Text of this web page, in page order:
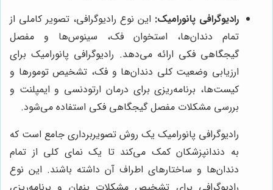
رادیوگرافی پانورامیک: این نوع رادیوگرافی، تصویر کاملی از
تمام دندان‌ها، استخوان فک، سینوس‌ها و مفصل
گیجگاهی فکی ارائه می‌دهد. رادیوگرافی پانورامیک برای
ارزیابی وضعیت کلی دندان‌ها و فک، تشخیص تومورها و
کیست‌ها، برنامه‌ریزی برای درمان ارتودنسی و ایمپلنت و
بررسی مشکلات مفصل گیجگاهی فکی استفاده می‌شود.
رادیوگرافی پانورامیک یک روش تصویربرداری جامع است که
به دندانپزشکان کمک می‌کند تا یک نمای کلی از تمام
دندان‌ها و ساختارهای اطراف آن داشته باشند. این نوع